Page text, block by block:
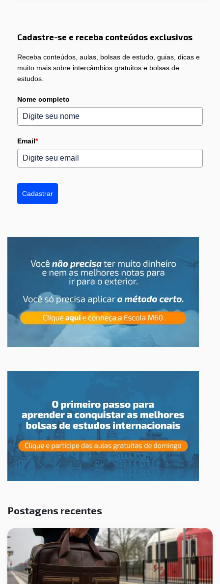
Cadastre-se e receba conteúdos exclusivos
Receba conteúdos, aulas, bolsas de estudo, guias, dicas e
muito mais sobre intercâmbios gratuitos e bolsas de
estudos.
Nome completo
Email*
Cadastrar
Postagens recentes